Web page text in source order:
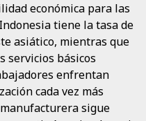
económica para las
tiene la tasa de
asiático, mientras que
servicios básicos
enfrentan
cada vez más
sigue